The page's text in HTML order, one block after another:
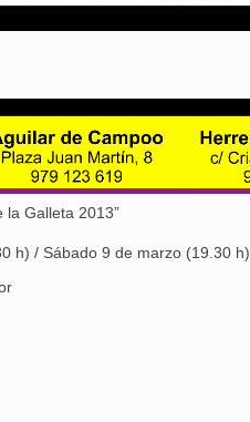
la Galleta 2013”
h) / Sábado 9 de marzo (19.30 h)